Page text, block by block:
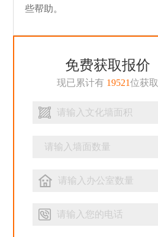
些帮助。
免费获取报价
现已累计有 19521位获取